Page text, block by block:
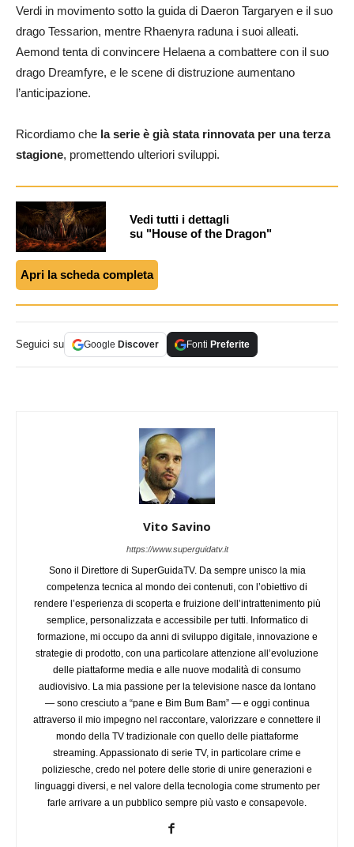
Verdi in movimento sotto la guida di Daeron Targaryen e il suo
drago Tessarion, mentre Rhaenyra raduna i suoi alleati.
Aemond tenta di convincere Helaena a combattere con il suo
drago Dreamfyre, e le scene di distruzione aumentano
l’anticipazione.
Ricordiamo che la serie è già stata rinnovata per una terza
stagione, promettendo ulteriori sviluppi.
Vedi tutti i dettagli
su "House of the Dragon"
Apri la scheda completa
Seguici su Google Discover Fonti Preferite
Vito Savino
https://www.superguidatv.it
Sono il Direttore di SuperGuidaTV. Da sempre unisco la mia
competenza tecnica al mondo dei contenuti, con l’obiettivo di
rendere l’esperienza di scoperta e fruizione dell’intrattenimento più
semplice, personalizzata e accessibile per tutti. Informatico di
formazione, mi occupo da anni di sviluppo digitale, innovazione e
strategie di prodotto, con una particolare attenzione all’evoluzione
delle piattaforme media e alle nuove modalità di consumo
audiovisivo. La mia passione per la televisione nasce da lontano
— sono cresciuto a “pane e Bim Bum Bam” — e oggi continua
attraverso il mio impegno nel raccontare, valorizzare e connettere il
mondo della TV tradizionale con quello delle piattaforme
streaming. Appassionato di serie TV, in particolare crime e
poliziesche, credo nel potere delle storie di unire generazioni e
linguaggi diversi, e nel valore della tecnologia come strumento per
farle arrivare a un pubblico sempre più vasto e consapevole.